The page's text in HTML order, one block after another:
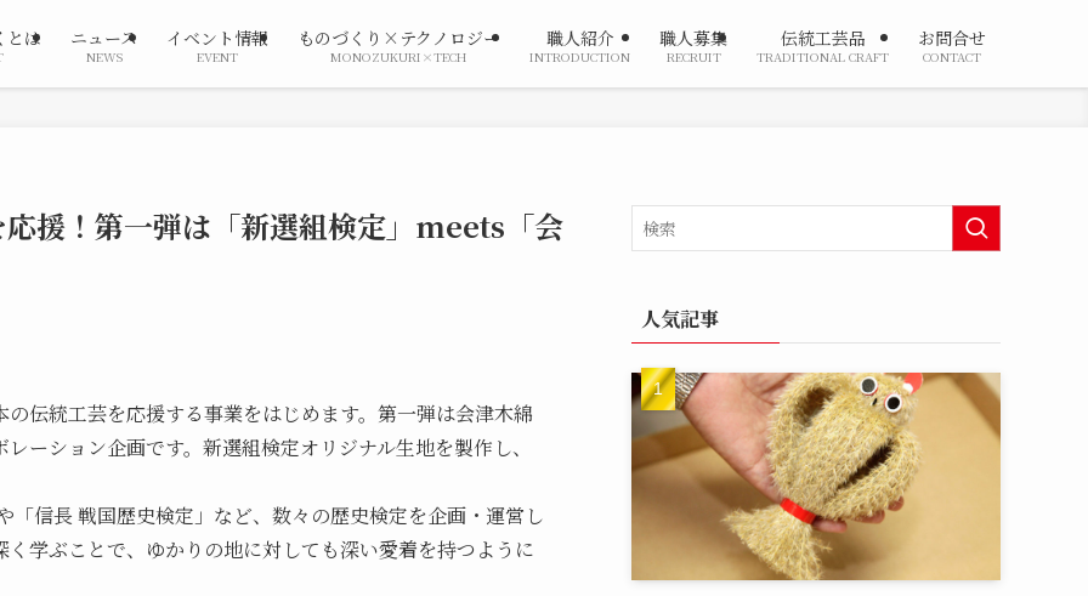
とは ニュース
NEWS
イベント情報
EVENT
ものづくり×テクノロジー
MONOZUKURI×TECH
職人紹介
INTRODUCTION
職人募集
RECRUIT
伝統工芸品
TRADITIONAL CRAFT
お問合せ
CONTACT
援！第一弾は「新選組検定」meets「会
伝統工芸を応援する事業をはじめます。第一弾は会津木綿
ーション企画です。新選組検定オリジナル生地を製作し、
信長 戦国歴史検定」など、数々の歴史検定を企画・運営し
学ぶことで、ゆかりの地に対しても深い愛着を持つように
人気記事